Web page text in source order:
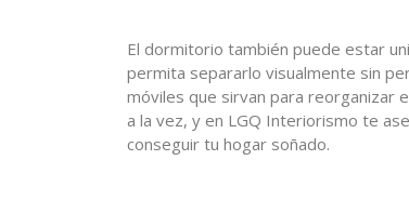
El dormitorio también puede estar
permita separarlo visualmente sin
móviles que sirvan para reorganizar
a la vez, y en LGQ Interiorismo te
conseguir tu hogar soñado.